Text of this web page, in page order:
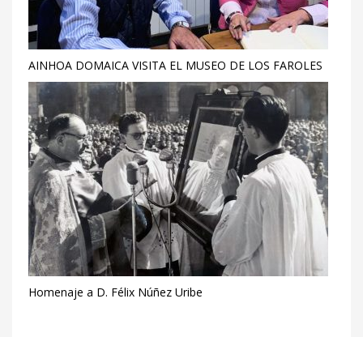
AINHOA DOMAICA VISITA EL MUSEO DE LOS FAROLES
Homenaje a D. Félix Núñez Uribe